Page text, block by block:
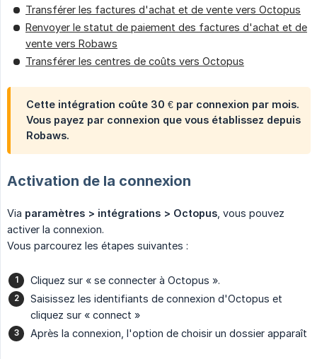
Transférer les factures d'achat et de vente vers Octopus
Renvoyer le statut de paiement des factures d'achat et de
vente vers Robaws
Transférer les centres de coûts vers Octopus
Cette intégration coûte 30 € par connexion par mois.
Vous payez par connexion que vous établissez depuis
Robaws.
Activation de la connexion
Via paramètres > intégrations > Octopus , vous pouvez
activer la connexion.
Vous parcourez les étapes suivantes :
Cliquez sur « se connecter à Octopus ».
Saisissez les identifiants de connexion d'Octopus et
cliquez sur « connect »
Après la connexion, l'option de choisir un dossier apparaît